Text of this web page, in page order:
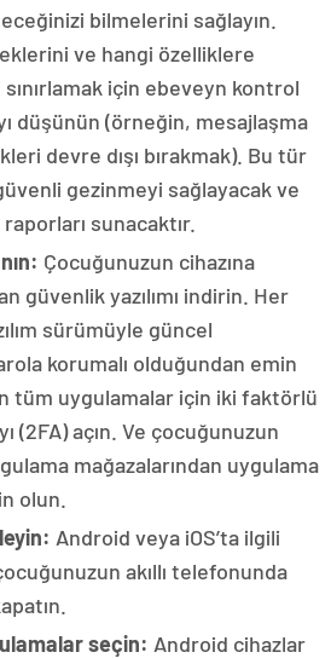
bilmelerini sağlayın.
ve hangi özelliklere
için ebeveyn kontrol
düşünün (örneğin, mesajlaşma
devre dışı bırakmak). Bu tür
gezinmeyi sağlayacak ve
sunacaktır.
Çocuğunuzun cihazına
güvenlik yazılımı indirin. Her
sürümüyle güncel
korumalı olduğundan emin
tüm uygulamalar için iki faktörlü
(2FA) açın. Ve çocuğunuzun
mağazalarından uygulama
olun.
Android veya iOS’ta ilgili
akıllı telefonunda
seçin: Android cihazlar